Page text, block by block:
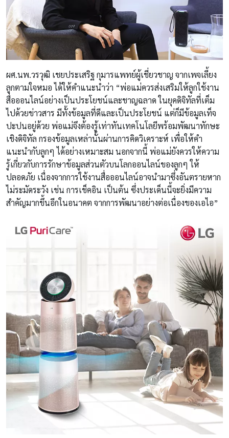
ผศ.นพ.วรวุฒิ เชยประเสริฐ กุมารแพทย์ผู้เชี่ยวชาญ จากเพจเลี้ยง
ลูกตามใจหมอ ได้ให้คำแนะนำว่า “พ่อแม่ควรส่งเสริมให้ลูกใช้งาน
สื่อออนไลน์อย่างเป็นประโยชน์และชาญฉลาด ในยุคดิจิทัลที่เต็ม
ไปด้วยข่าวสาร มีทั้งข้อมูลที่ดีและเป็นประโยชน์ แต่ก็มีข้อมูลเท็จ
ปะปนอยู่ด้วย พ่อแม่จึงต้องรู้เท่าทันเทคโนโลยีพร้อมพัฒนาทักษะ
เชิงดิจิทัล กรองข้อมูลเหล่านั้นผ่านการคิดวิเคราะห์ เพื่อให้คำ
แนะนำกับลูกๆ ได้อย่างเหมาะสม นอกจากนี้ พ่อแม่ยังควรให้ความ
รู้เกี่ยวกับการรักษาข้อมูลส่วนตัวบนโลกออนไลน์ของลูกๆ ให้
ปลอดภัย เนื่องจากการใช้งานสื่อออนไลน์อาจนำมาซึ่งอันตรายหาก
ไม่ระมัดระวัง เช่น การเช็คอิน เป็นต้น ซึ่งประเด็นนี้จะยิ่งมีความ
สำคัญมากขึ้นอีกในอนาคต จากการพัฒนาอย่างต่อเนื่องของเอไอ”